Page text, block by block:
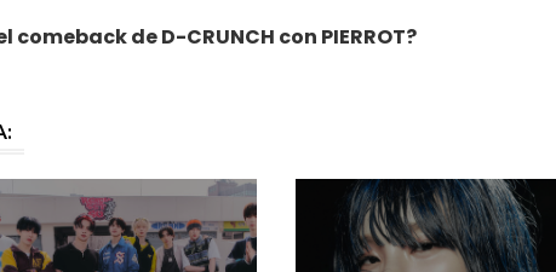
comeback de D-CRUNCH con PIERROT?